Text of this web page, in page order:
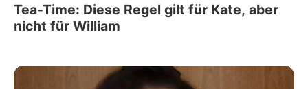
Tea-Time: Diese Regel gilt für Kate, aber
nicht für William